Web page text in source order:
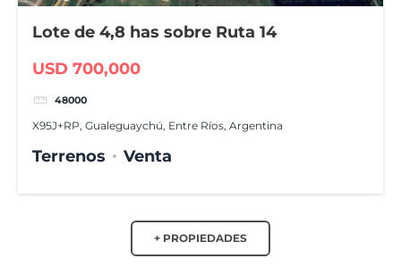
Lote de 4,8 has sobre Ruta 14
USD 700,000
48000
X95J+RP, Gualeguaychú, Entre Ríos, Argentina
Terrenos Venta
+ PROPIEDADES